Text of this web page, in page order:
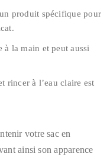
produit spécifique pour
à la main et peut aussi
rincer à l’eau claire est
votre sac en
ainsi son apparence